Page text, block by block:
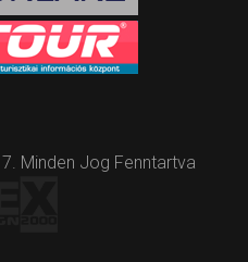
Minden Jog Fenntartva